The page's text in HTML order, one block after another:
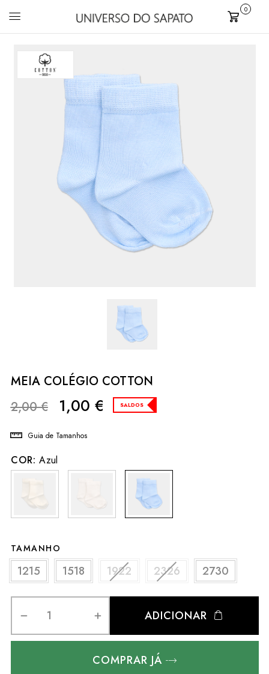
Carrinho
0
MEIA COLÉGIO COTTON
2,00€ 1,00 € SALDOS
Guia de Tamanhos
COR: Azul
TAMANHO
1215 1518 1922 2326 2730
ADICIONAR
COMPRAR JÁ